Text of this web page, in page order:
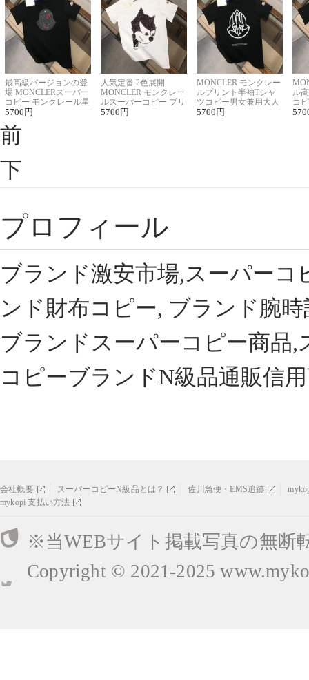
最高級バージョンの登
場 MONCLERスーパー
コピー モンクレール星
座半袖Tシャツ
5700 円
人気定番 2色展開
MONCLER モンクレー
ルスーパーコピー プリ
ント半袖Tシャツ
5700 円
MONCLER モンクレー
ルプリント半袖Tシャ
ツコピー男女兼用大人
可愛い春夏コーデ
5700 円
ル
コ
ィ
前
下
プロフィール
ブランド激安市場,スーパー
ンド財布コピー, ブランド腕
ブランドスーパーコピー商品
コピーブランドN級品通販信
会社概要 スーパーコピーN級品とは？ 佐川急便・EMS追跡
mykopi 支払い方法
※当WEBサイト掲載写真の無断
Copyright © 2021-2025